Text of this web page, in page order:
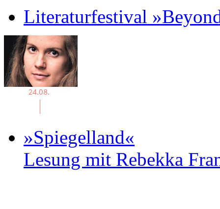
Literaturfestival
»Spiegelland«
Lesung mit Rebekka